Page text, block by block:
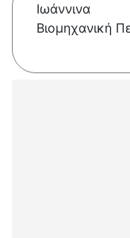
Ιωάννινα
Βιομηχανική